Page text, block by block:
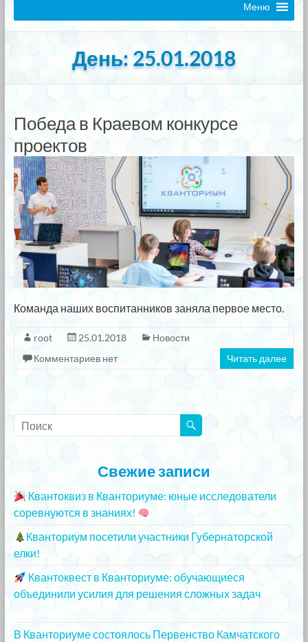
Меню
День: 25.01.2018
Победа в Краевом конкурсе
проектов
Команда наших воспитанников заняла первое место.
root 25.01.2018
Новости
Комментариев нет
Читать далее
Свежие записи
Квантоквиз в Кванториуме: юные исследователи
соревнуются в знаниях!
Кванториум посетили участники Губернаторской
елки!
Квантоквест в Кванториуме: обучающиеся
объединили усилия для решения сложных задач
В Кванториуме состоялось Первенство Камчатского